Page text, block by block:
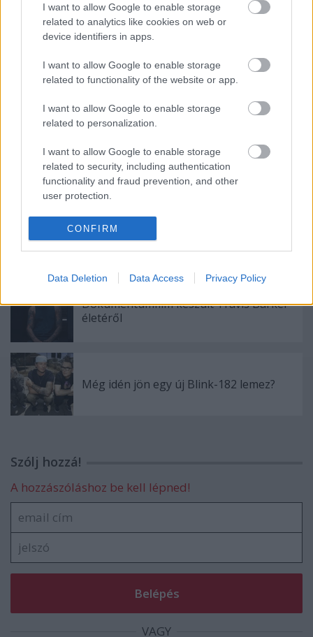
I want to allow Google to enable storage
related to analytics like cookies on web or
device identifiers in apps.
I want to allow Google to enable storage
related to functionality of the website or app.
I want to allow Google to enable storage
related to personalization.
I want to allow Google to enable storage
related to security, including authentication
functionality and fraud prevention, and other
user protection.
CONFIRM
Data Deletion Data Access Privacy Policy
Ajánlott bejegyzések:
Itt egy új (HED) P.E. dal
Ilyen keményen tud zúzni a Cancer Bats
Bajba keveredett a Brat
Dokumentumfilm készült Travis Barker
életéről
Még idén jön egy új Blink-182 lemez?
Szólj hozzá!
A hozzászóláshoz be kell lépned!
VAGY